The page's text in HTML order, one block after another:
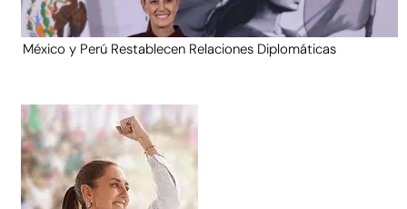
México y Perú Restablecen Relaciones Diplomáticas